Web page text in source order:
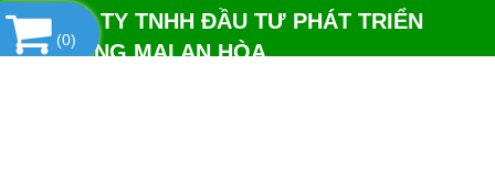
CÔNG TY TNHH ĐẦU TƯ PHÁT TRIỂN
THƯƠNG MẠI AN HÒA
(0)